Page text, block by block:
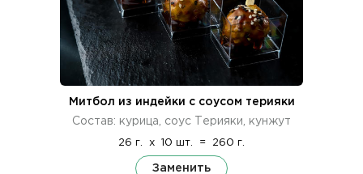
Митбол из индейки с соусом терияки
Состав: курица, соус Терияки, кунжут
26 г. x 10 шт. = 260 г.
Заменить